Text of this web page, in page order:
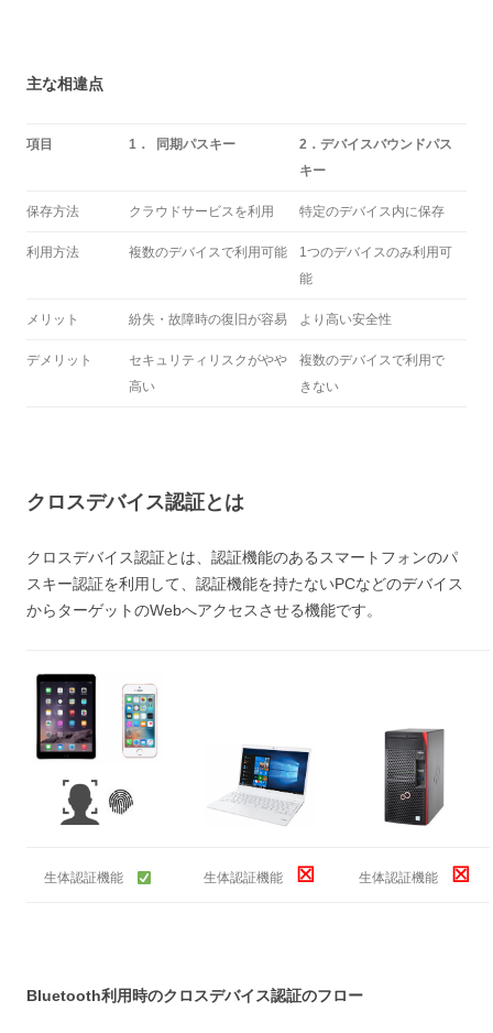
主な相違点
項目 1． 同期パスキー
2．デバイスバウンドパス
キー
保存方法 クラウドサービスを利用 特定のデバイス内に保存
利用方法 複数のデバイスで利用可能
1つのデバイスのみ利用可
能
メリット 紛失・故障時の復旧が容易 より高い安全性
デメリット
セキュリティリスクがやや
高い
複数のデバイスで利用で
きない
クロスデバイス認証とは
クロスデバイス認証とは、認証機能のあるスマートフォンのパ
スキー認証を利用して、認証機能を持たないPCなどのデバイス
からターゲットのWebへアクセスさせる機能です。
生体認証機能 生体認証機能 ☒ 生体認証機能 ☒
Bluetooth利用時のクロスデバイス認証のフロー